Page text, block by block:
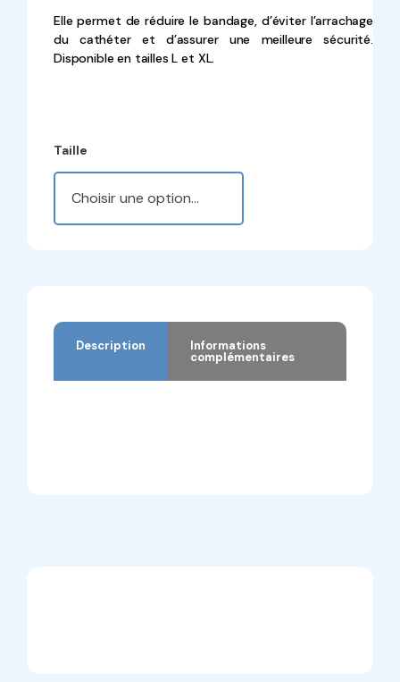
Elle permet de réduire le bandage, d’éviter l’arrachage
du cathéter et d’assurer une meilleure sécurité.
Disponible en tailles L et XL.
Taille
Description Informations
complémentaires